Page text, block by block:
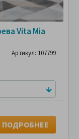
Vita Mia
Артикул: 107799
ПОДРОБНЕЕ